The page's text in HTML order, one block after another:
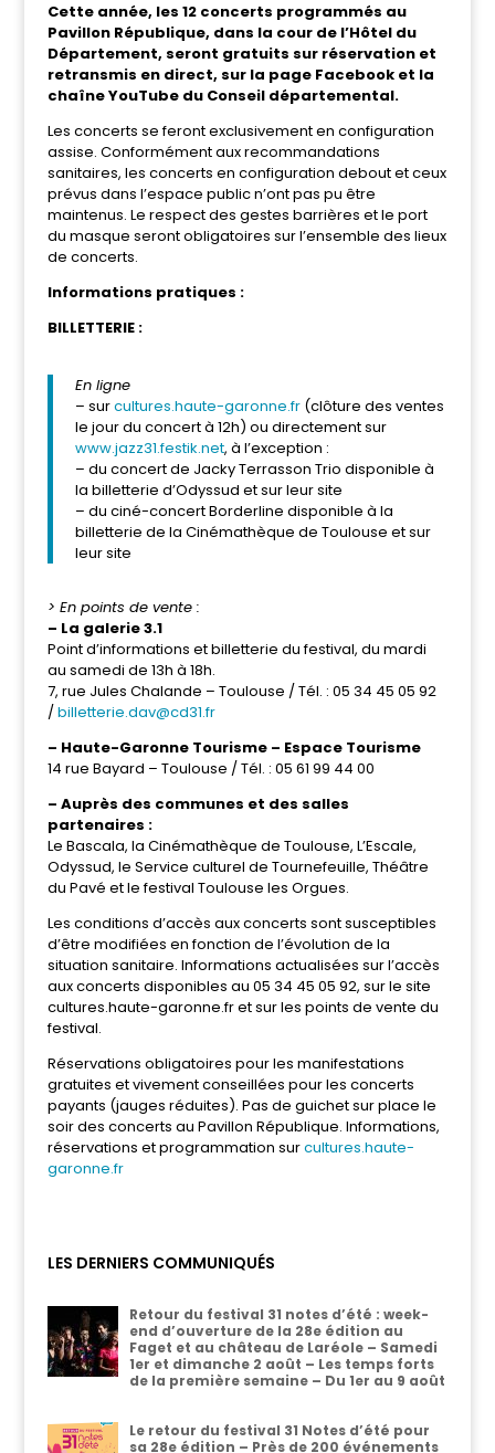
Cette année, les 12 concerts programmés au
Pavillon République, dans la cour de l’Hôtel du
Département, seront gratuits sur réservation et
retransmis en direct, sur la page Facebook et la
chaîne YouTube du Conseil départemental.
Les concerts se feront exclusivement en configuration
assise. Conformément aux recommandations
sanitaires, les concerts en configuration debout et ceux
prévus dans l’espace public n’ont pas pu être
maintenus. Le respect des gestes barrières et le port
du masque seront obligatoires sur l’ensemble des lieux
de concerts.
Informations pratiques :
BILLETTERIE :
En ligne
– surcultures.haute-garonne.fr (clôture des ventes
le jour du concert à 12h) ou directement sur
www.jazz31.festik.net, à l’exception :
– du concert de Jacky Terrasson Trio disponible à
la billetterie d’Odyssud et sur leur site
– du ciné-concert Borderline disponible à la
billetterie de la Cinémathèque de Toulouse et sur
leur site
> En points de vente :
– La galerie 3.1
Point d’informations et billetterie du festival, du mardi
au samedi de 13h à 18h.
7, rue Jules Chalande – Toulouse / Tél. : 05 34 45 05 92
/billetterie.dav@cd31.fr
– Haute-Garonne Tourisme – Espace Tourisme
14 rue Bayard – Toulouse / Tél. : 05 61 99 44 00
– Auprès des communes et des salles
partenaires :
Le Bascala, la Cinémathèque de Toulouse, L’Escale,
Odyssud, le Service culturel de Tournefeuille, Théâtre
du Pavé et le festival Toulouse les Orgues.
Les conditions d’accès aux concerts sont susceptibles
d’être modifiées en fonction de l’évolution de la
situation sanitaire. Informations actualisées sur l’accès
aux concerts disponibles au 05 34 45 05 92, sur le site
cultures.haute-garonne.fr et sur les points de vente du
festival.
Réservations obligatoires pour les manifestations
gratuites et vivement conseillées pour les concerts
payants (jauges réduites). Pas de guichet sur place le
soir des concerts au Pavillon République. Informations,
réservations et programmation surcultures.haute-
garonne.fr
LES DERNIERS COMMUNIQUÉS
Retour du festival 31 notes d’été : week-
end d’ouverture de la 28e édition au
Faget et au château de Laréole – Samedi
1er et dimanche 2 août – Les temps forts
de la première semaine – Du 1er au 9 août
Le retour du festival 31 Notes d’été pour
sa 28e édition – Près de 200 événements